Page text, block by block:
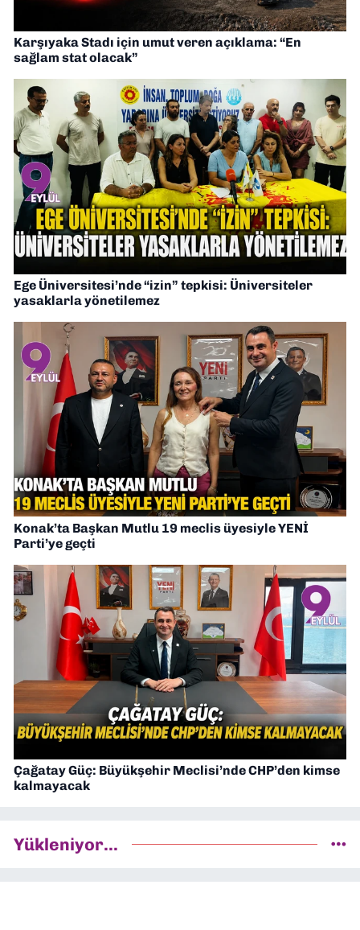
Karşıyaka Stadı için umut veren açıklama: “En
sağlam stat olacak”
Ege Üniversitesi’nde “izin” tepkisi: Üniversiteler
yasaklarla yönetilemez
Konak’ta Başkan Mutlu 19 meclis üyesiyle YENİ
Parti’ye geçti
Çağatay Güç: Büyükşehir Meclisi’nde CHP’den kimse
kalmayacak
Yükleniyor...